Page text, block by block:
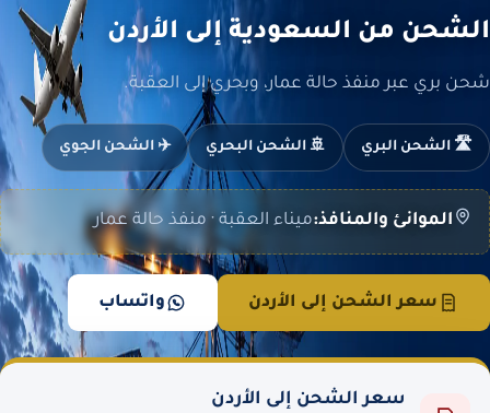
الشحن من السعودية إلى الأردن
شحن بري عبر منفذ حالة عمار، وبحري إلى العقبة.
🛣️ الشحن البري 🚢 الشحن البحري ✈️ الشحن الجوي
الموانئ والمنافذ:ميناء العقبة · منفذ حالة عمار
سعر الشحن إلى الأردن واتساب
سعر الشحن إلى الأردن